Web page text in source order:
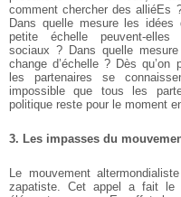
comment chercher des alliéEs
Dans quelle mesure les
petite échelle peuvent-elles
sociaux ? Dans quelle
change d’échelle ? Dès qu’on
les partenaires se
impossible que tous les
politique reste pour le moment
3. Les impasses du
Le mouvement
zapatiste. Cet appel a fait le